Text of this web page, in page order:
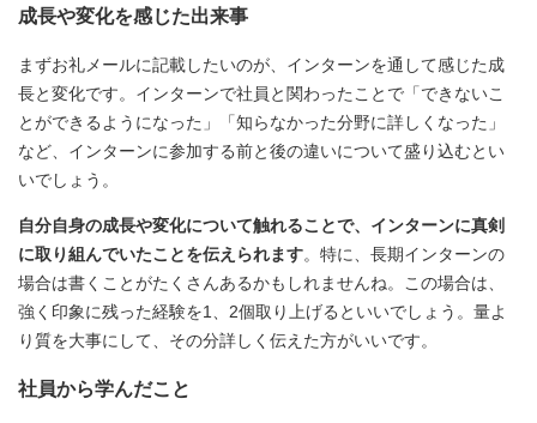
成長や変化を感じた出来事
まずお礼メールに記載したいのが、インターンを通して感じた成
長と変化です。インターンで社員と関わったことで「できないこ
とができるようになった」「知らなかった分野に詳しくなった」
など、インターンに参加する前と後の違いについて盛り込むとい
いでしょう。
自分自身の成長や変化について触れることで、インターンに真剣
に取り組んでいたことを伝えられます。特に、長期インターンの
場合は書くことがたくさんあるかもしれませんね。この場合は、
強く印象に残った経験を1、2個取り上げるといいでしょう。量よ
り質を大事にして、その分詳しく伝えた方がいいです。
社員から学んだこと